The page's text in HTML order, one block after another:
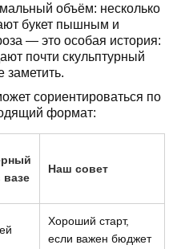
объём: несколько
букет пышным и
— это особая история:
почти скульптурный
заметить.
сориентироваться по
формат:
вазе
Наш совет
Хороший старт,
если важен бюджет